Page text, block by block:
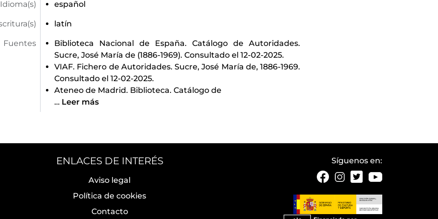
Idioma(s) español
latín
Fuentes
Biblioteca Nacional de España. Catálogo de Autoridades.
Sucre, José María de (1886-1969). Consultado el 12-02-2025.
VIAF. Fichero de Autoridades. Sucre, José María de, 1886-1969.
Consultado el 12-02-2025.
Ateneo de Madrid. Biblioteca. Catálogo de
… Leer más
ENLACES DE INTERÉS
Aviso legal
Política de cookies
Contacto
Síguenos en: